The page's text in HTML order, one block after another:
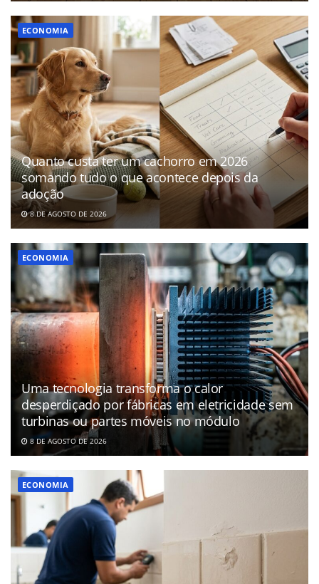
ECONOMIA
Quanto custa ter um cachorro em 2026
somando tudo o que acontece depois da
adoção
8 DE AGOSTO DE 2026
ECONOMIA
Uma tecnologia transforma o calor
desperdiçado por fábricas em eletricidade sem
turbinas ou partes móveis no módulo
8 DE AGOSTO DE 2026
ECONOMIA